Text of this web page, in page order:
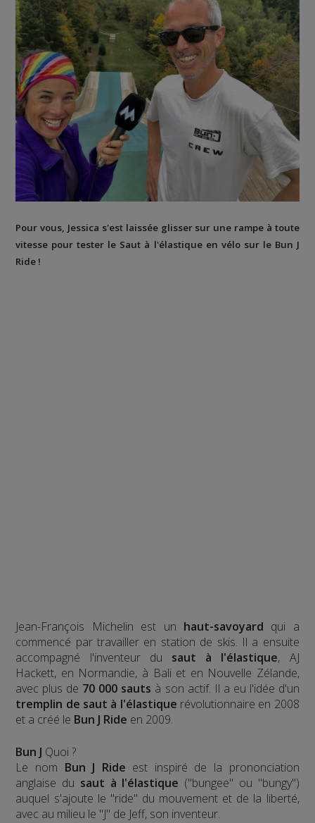
Pour vous, Jessica s'est laissée glisser sur une rampe à toute
vitesse pour tester le Saut à l'élastique en vélo sur le Bun J
Ride !
Jean-François Michelin est un haut-savoyard qui a
commencé par travailler en station de skis. Il a ensuite
accompagné l'inventeur du saut à l'élastique, AJ
Hackett, en Normandie, à Bali et en Nouvelle Zélande,
avec plus de 70 000 sauts à son actif. Il a eu l'idée d'un
tremplin de saut à l'élastique révolutionnaire en 2008
et a créé le Bun J Ride en 2009.
Bun J Quoi ?
Le nom Bun J Ride est inspiré de la prononciation
anglaise du saut à l'élastique ("bungee" ou "bungy")
auquel s'ajoute le "ride" du mouvement et de la liberté,
avec au milieu le "J" de Jeff, son inventeur.